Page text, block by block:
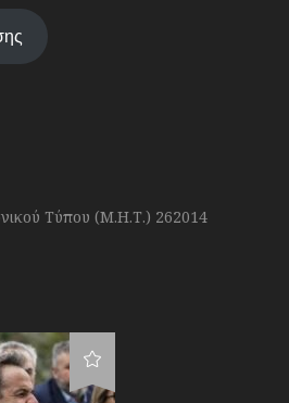
Τύπου (Μ.Η.Τ.) 262014